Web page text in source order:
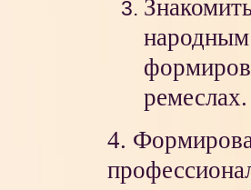
народным
ремеслах.
4.